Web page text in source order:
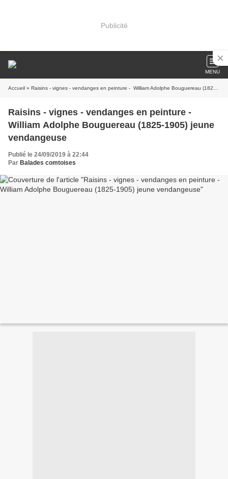
Publicité
MENU
Accueil » Raisins - vignes - vendanges en peinture - William Adolphe Bouguereau (1825-1905) jeune vendangeuse
Raisins - vignes - vendanges en peinture -
William Adolphe Bouguereau (1825-1905) jeune
vendangeuse
Publié le 24/09/2019 à 22:44
Par Balades comtoises